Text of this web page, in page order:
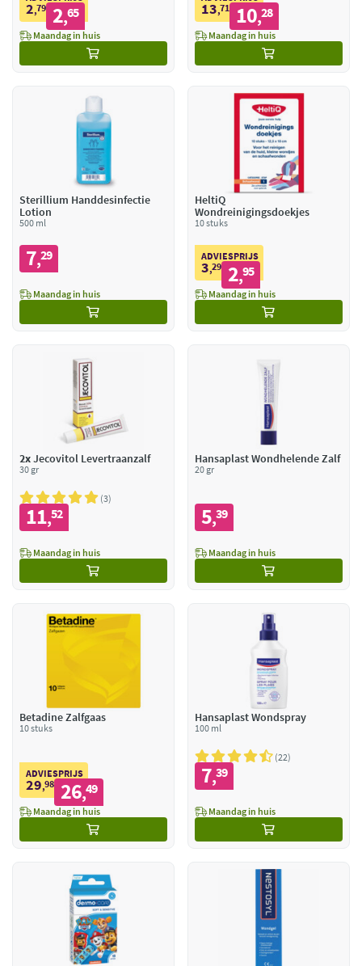
2,79 2,65
Maandag in huis
13,71 10,28
Maandag in huis
Sterillium Handdesinfectie
Lotion
500 ml
7,29
Maandag in huis
HeltiQ
Wondreinigingsdoekjes
10 stuks
ADVIESPRIJS
3,29 2,95
Maandag in huis
2xJecovitol Levertraanzalf
30 gr
3
11,52
Maandag in huis
Hansaplast Wondhelende Zalf
20 gr
5,39
Maandag in huis
Betadine Zalfgaas
10 stuks
ADVIESPRIJS
29,98 26,49
Maandag in huis
Hansaplast Wondspray
100 ml
22
7,39
Maandag in huis